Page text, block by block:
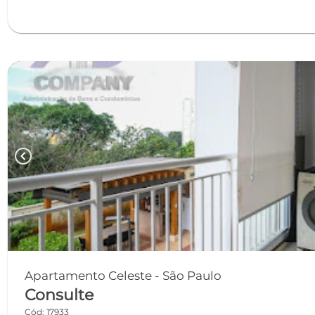
chevron_left
Apartamento Celeste - São Paulo
Consulte
Cód: 17933